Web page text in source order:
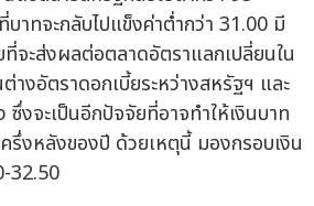
บาทจะกลับไปแข็งค่าต่ำกว่า 31.00 มี
จะส่งผลต่อตลาดอัตราแลกเปลี่ยนใน
างอัตราดอกเบี้ยระหว่างสหรัฐฯ และ
งจะเป็นอีกปัจจัยที่อาจทำให้เงินบาท
รึ่งหลังของปี ด้วยเหตุนี้ มองกรอบเงิน
32.50